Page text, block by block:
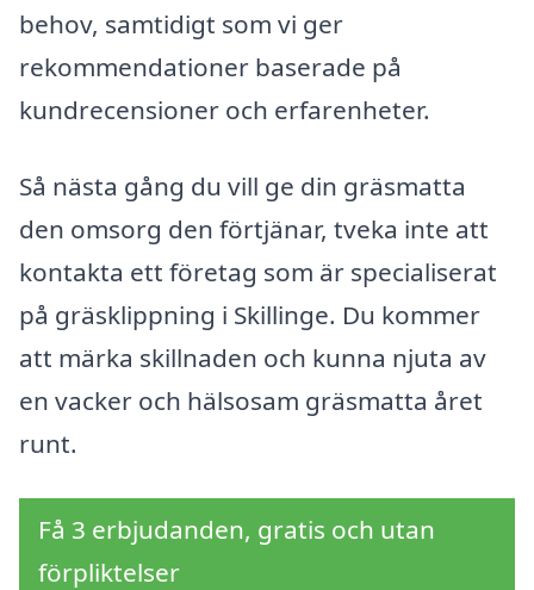
behov, samtidigt som vi ger
rekommendationer baserade på
kundrecensioner och erfarenheter.
Så nästa gång du vill ge din gräsmatta
den omsorg den förtjänar, tveka inte att
kontakta ett företag som är specialiserat
på gräsklippning i Skillinge. Du kommer
att märka skillnaden och kunna njuta av
en vacker och hälsosam gräsmatta året
runt.
Få 3 erbjudanden, gratis och utan
förpliktelser